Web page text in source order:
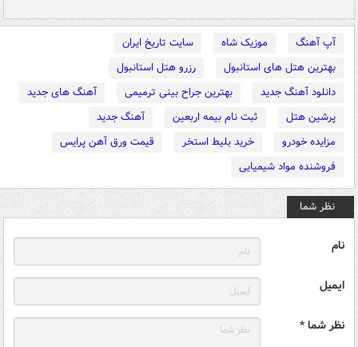
آپ آهنگ موزیک شاه
سایت تاریخ ایران
بهترین هتل های استانبول
رزرو هتل استانبول
دانلود آهنگ جدید
بهترین جراح بینی ترمیمی
آهنگ های جدید
پرشین هتل
ثبت نام بیمه اربعین
آهنگ جدید
مزایده خودرو
خرید بلیط استخر
قیمت ورق آهن پرایس
فروشنده مواد شیمیایی
نظر شما
نام
ایمیل
نظر شما *